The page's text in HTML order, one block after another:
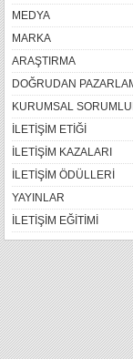
MEDYA
MARKA
ARAŞTIRMA
DOĞRUDAN
KURUMSAL
İLETİŞİM ETİĞİ
İLETİŞİM KAZALARI
İLETİŞİM ÖDÜLLERİ
YAYINLAR
İLETİŞİM EĞİTİMİ